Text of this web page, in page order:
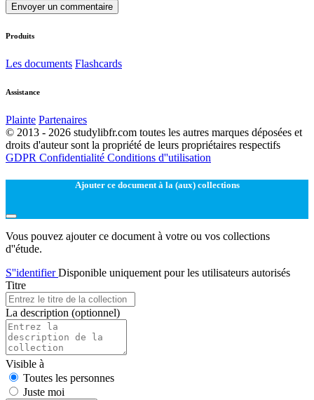
Envoyer un commentaire
Produits
Les documents Flashcards
Assistance
Plainte Partenaires
© 2013 - 2026 studylibfr.com toutes les autres marques déposées et
droits d'auteur sont la propriété de leurs propriétaires respectifs
GDPR Confidentialité Conditions d''utilisation
Ajouter ce document à la (aux) collections
Vous pouvez ajouter ce document à votre ou vos collections
d''étude.
S''identifierDisponible uniquement pour les utilisateurs autorisés
Titre
La description (optionnel)
Visible à
Toutes les personnes
Juste moi